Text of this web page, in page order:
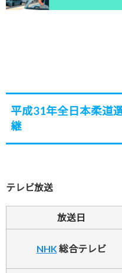
平成31年全日本柔道
継
テレビ放送
放送日
NHK総合テレビ